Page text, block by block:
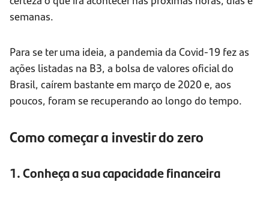
semanas.
Para se ter uma ideia, a pandemia da Covid-19 fez as
ações listadas na B3, a bolsa de valores oficial do
Brasil, caírem bastante em março de 2020 e, aos
poucos, foram se recuperando ao longo do tempo.
Como começar a investir do zero
1. Conheça a sua capacidade financeira